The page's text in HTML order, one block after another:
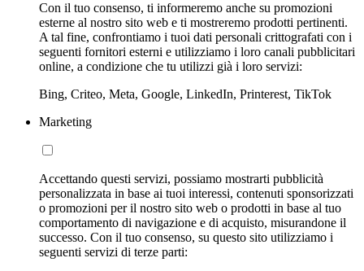
Con il tuo consenso, ti informeremo anche su promozioni
esterne al nostro sito web e ti mostreremo prodotti pertinenti.
A tal fine, confrontiamo i tuoi dati personali crittografati con i
seguenti fornitori esterni e utilizziamo i loro canali pubblicitari
online, a condizione che tu utilizzi già i loro servizi:
Bing, Criteo, Meta, Google, LinkedIn, Printerest, TikTok
Marketing
Accettando questi servizi, possiamo mostrarti pubblicità
personalizzata in base ai tuoi interessi, contenuti sponsorizzati
o promozioni per il nostro sito web o prodotti in base al tuo
comportamento di navigazione e di acquisto, misurandone il
successo. Con il tuo consenso, su questo sito utilizziamo i
seguenti servizi di terze parti: